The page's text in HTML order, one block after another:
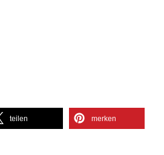
teilen merken